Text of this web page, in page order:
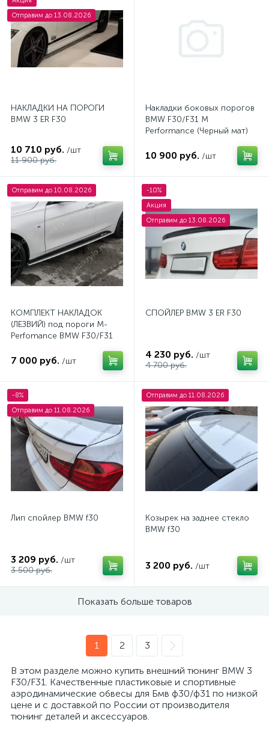
Отправим до 13.08.2026
НАКЛАДКИ НА ПОРОГИ
BMW 3 ER F30
10 710 руб. /шт
11 900 руб.
Накладки боковых порогов
BMW F30/F31 M
Performance (Черный мат)
10 900 руб. /шт
Отправим до 10.08.2026
КОМПЛЕКТ НАКЛАДОК
(ЛЕЗВИЙ) под пороги M-
Perfomance BMW F30/F31
7 000 руб. /шт
-10%
Акция
Отправим до 13.08.2026
СПОЙЛЕР BMW 3 ER F30
4 230 руб. /шт
4 700 руб.
-8%
Отправим до 11.08.2026
Лип спойлер BMW f30
3 209 руб. /шт
3 500 руб.
Отправим до 11.08.2026
Козырек на заднее стекло
BMW f30
3 200 руб. /шт
Показать больше товаров
1 2 3
В этом разделе можно купить внешний тюнинг BMW 3
F30/F31. Качественные пластиковые и спортивные
аэродинамические обвесы для Бмв ф30/ф31 по низкой
цене и с доставкой по России от производителя
тюнинг деталей и аксессуаров.